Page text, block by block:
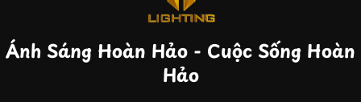
Ánh Sáng Hoàn Hảo - Cuộc Sống Hoàn
Hảo